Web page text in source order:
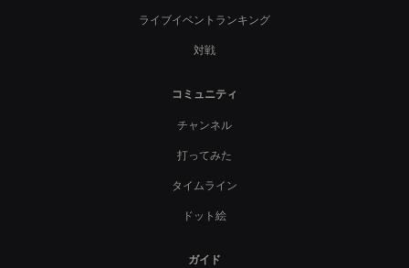
ライブイベントランキング
対戦
コミュニティ
チャンネル
打ってみた
タイムライン
ドット絵
ガイド